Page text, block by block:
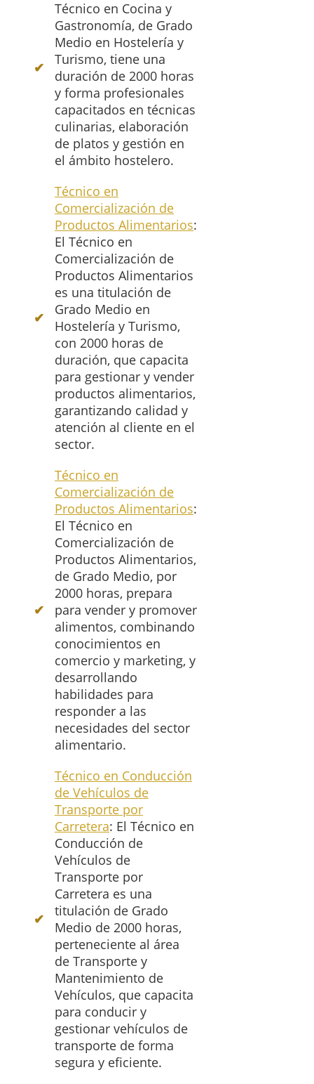
Técnico en Cocina y
Gastronomía, de Grado
Medio en Hostelería y
Turismo, tiene una
duración de 2000 horas
y forma profesionales
capacitados en técnicas
culinarias, elaboración
de platos y gestión en
el ámbito hostelero.
Técnico en
Comercialización de
Productos Alimentarios:
El Técnico en
Comercialización de
Productos Alimentarios
es una titulación de
Grado Medio en
Hostelería y Turismo,
con 2000 horas de
duración, que capacita
para gestionar y vender
productos alimentarios,
garantizando calidad y
atención al cliente en el
sector.
Técnico en
Comercialización de
Productos Alimentarios:
El Técnico en
Comercialización de
Productos Alimentarios,
de Grado Medio, por
2000 horas, prepara
para vender y promover
alimentos, combinando
conocimientos en
comercio y marketing, y
desarrollando
habilidades para
responder a las
necesidades del sector
alimentario.
Técnico en Conducción
de Vehículos de
Transporte por
Carretera: El Técnico en
Conducción de
Vehículos de
Transporte por
Carretera es una
titulación de Grado
Medio de 2000 horas,
perteneciente al área
de Transporte y
Mantenimiento de
Vehículos, que capacita
para conducir y
gestionar vehículos de
transporte de forma
segura y eficiente.